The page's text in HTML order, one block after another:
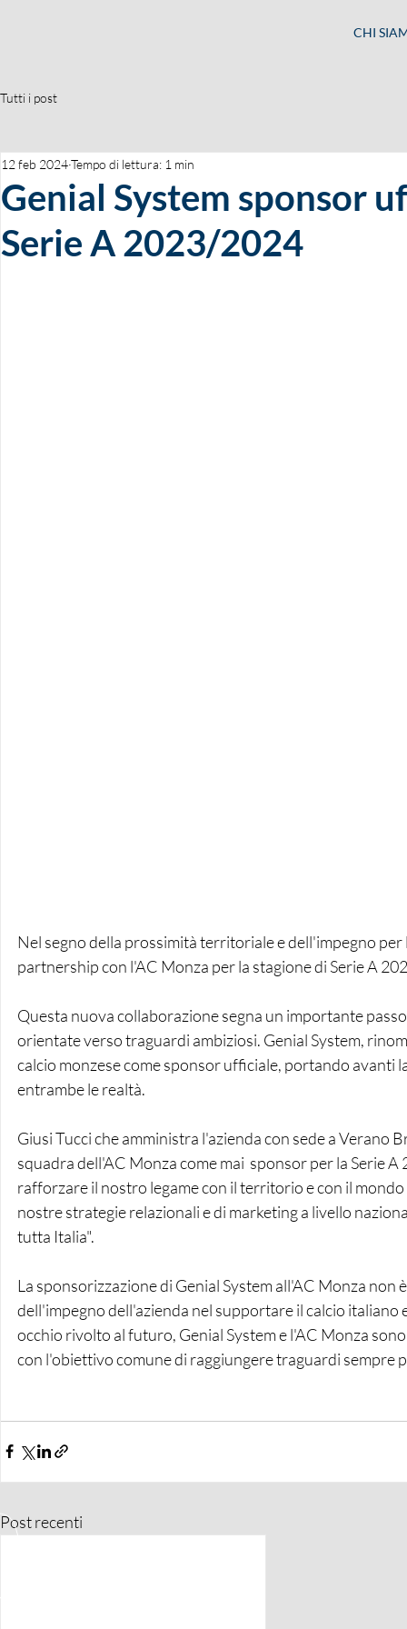
CHI
Tutti i post
Genial System sponsor
Serie A 2023/2024
12 feb 2024Tempo di lettura: 1 min
Nel segno della prossimità territoriale e dell'impegno
partnership con l'AC Monza per la stagione di Serie A
Questa nuova collaborazione segna un importante
orientate verso traguardi ambiziosi. Genial System,
calcio monzese come sponsor ufficiale, portando
entrambe le realtà.
Giusi Tucci che amministra l'azienda con sede a
squadra dell'AC Monza come mai  sponsor per la Serie
rafforzare il nostro legame con il territorio e con il
nostre strategie relazionali e di marketing a livello
tutta Italia".
La sponsorizzazione di Genial System all'AC Monza
dell'impegno dell'azienda nel supportare il calcio
occhio rivolto al futuro, Genial System e l'AC Monza
con l'obiettivo comune di raggiungere traguardi sempre
Post recenti